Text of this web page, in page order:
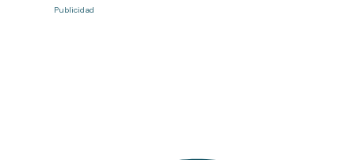
Publicidad